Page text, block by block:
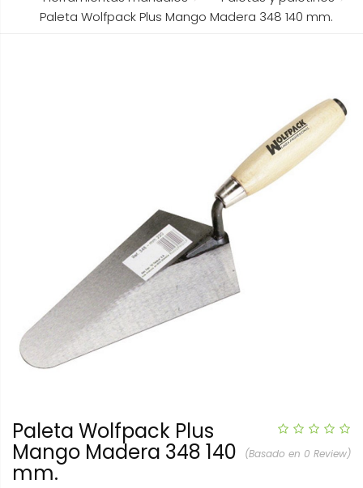
Paleta Wolfpack Plus Mango Madera 348 140 mm.
(Basado en 0 Review)
Paleta Wolfpack Plus
Mango Madera 348 140
mm.